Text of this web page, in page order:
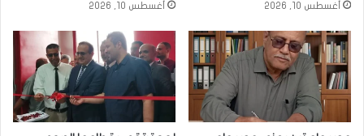
أغسطس 10, 2026 أغسطس 10, 2026